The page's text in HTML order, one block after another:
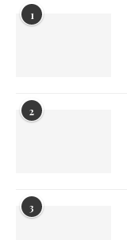
1
2
3